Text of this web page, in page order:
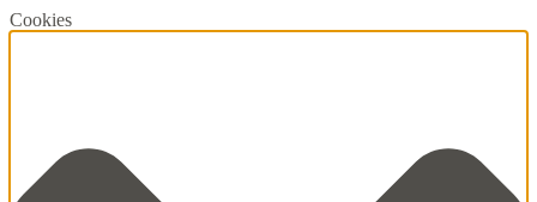
Cookies